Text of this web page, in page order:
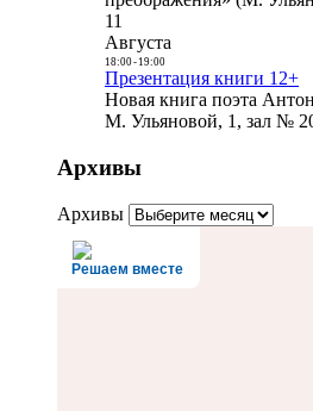
11
Августа
18:00- 19:00
Презентация книги 12+
Новая книга поэта
М. Ульяновой, 1, зал №
Архивы
Архивы
Решаем вместе